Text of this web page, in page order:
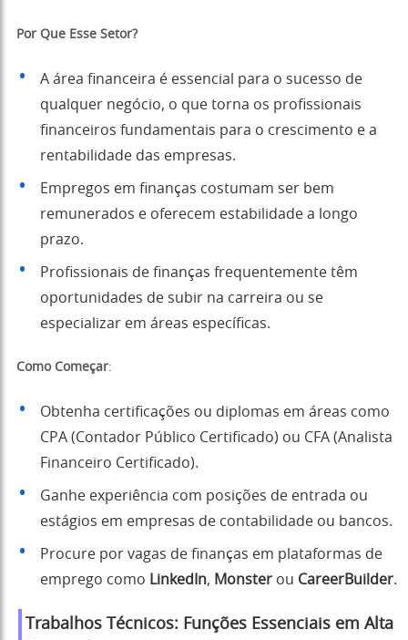
Por Que Esse Setor?
A área financeira é essencial para o sucesso de
qualquer negócio, o que torna os profissionais
financeiros fundamentais para o crescimento e a
rentabilidade das empresas.
Empregos em finanças costumam ser bem
remunerados e oferecem estabilidade a longo
prazo.
Profissionais de finanças frequentemente têm
oportunidades de subir na carreira ou se
especializar em áreas específicas.
Como Começar:
Obtenha certificações ou diplomas em áreas como
CPA (Contador Público Certificado) ou CFA (Analista
Financeiro Certificado).
Ganhe experiência com posições de entrada ou
estágios em empresas de contabilidade ou bancos.
Procure por vagas de finanças em plataformas de
emprego como LinkedIn, Monster ou CareerBuilder.
Trabalhos Técnicos: Funções Essenciais em Alta